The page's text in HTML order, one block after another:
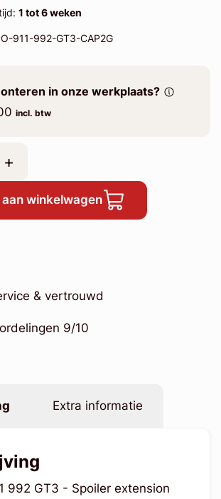
1 tot 6 weken
911-992-GT3-CAP2G
in onze werkplaats?
incl. btw
+
winkelwagen
& vertrouwd
9/10
Extra informatie
992 GT3 - Spoiler extension